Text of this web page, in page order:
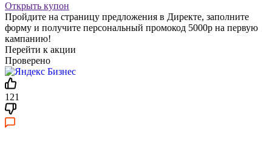
Открыть купон
Пройдите на страницу предложения в Директе, заполните
форму и получите персональный промокод 5000р на первую
кампанию!
Перейти к акции
Проверено
121